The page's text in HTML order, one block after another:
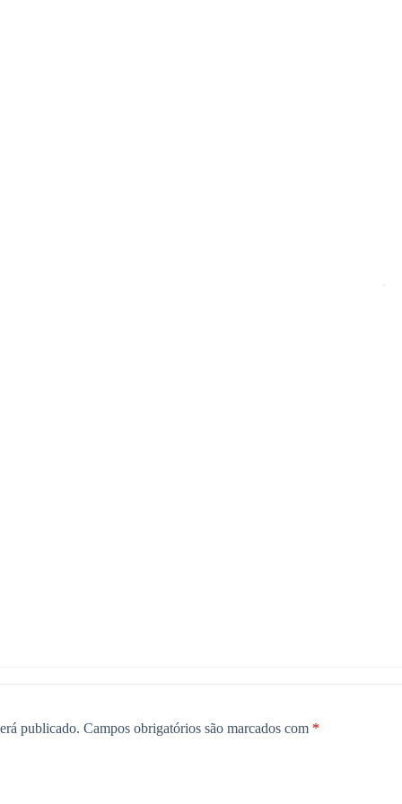
publicado. Campos obrigatórios são marcados com *